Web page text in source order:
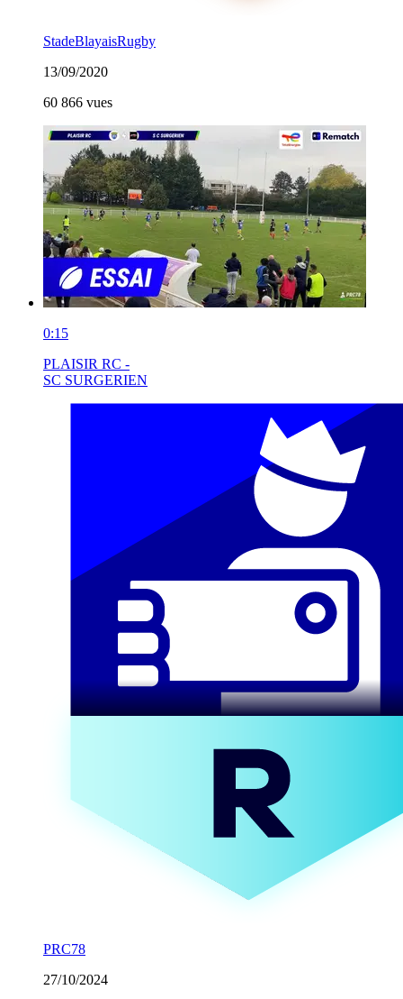
StadeBlayaisRugby
13/09/2020
60 866 vues
0:15
PLAISIR RC -
SC SURGERIEN
PRC78
27/10/2024